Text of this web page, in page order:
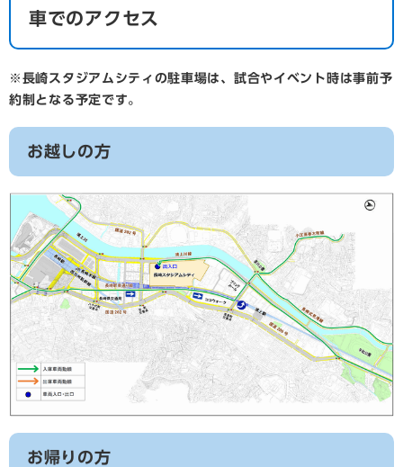
車でのアクセス
※長崎スタジアムシティの駐車場は、試合やイベント時は事前予
約制となる予定です。
お越しの方
お帰りの方